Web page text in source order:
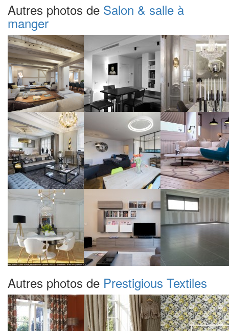
Autres photos de Salon & salle à
manger
Autres photos de Prestigious Textiles